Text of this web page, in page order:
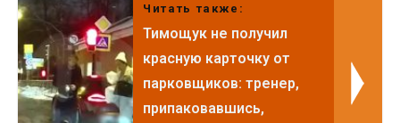
Читать также:
Тимощук не получил
красную карточку от
парковщиков: тренер,
припаковавшись,